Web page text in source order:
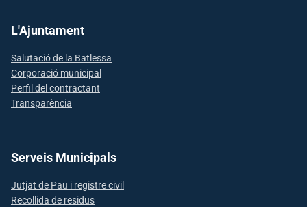
L'Ajuntament
Salutació de la Batlessa
Corporació municipal
Perfil del contractant
Transparència
Serveis Municipals
Jutjat de Pau i registre civil
Recollida de residus